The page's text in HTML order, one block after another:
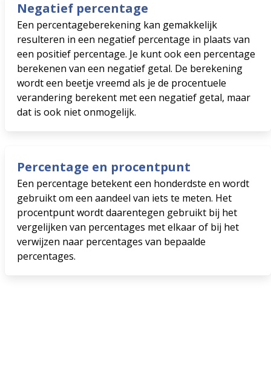
Negatief percentage
Een percentageberekening kan gemakkelijk
resulteren in een negatief percentage in plaats van
een positief percentage. Je kunt ook een percentage
berekenen van een negatief getal. De berekening
wordt een beetje vreemd als je de procentuele
verandering berekent met een negatief getal, maar
dat is ook niet onmogelijk.
Percentage en procentpunt
Een percentage betekent een honderdste en wordt
gebruikt om een aandeel van iets te meten. Het
procentpunt wordt daarentegen gebruikt bij het
vergelijken van percentages met elkaar of bij het
verwijzen naar percentages van bepaalde
percentages.